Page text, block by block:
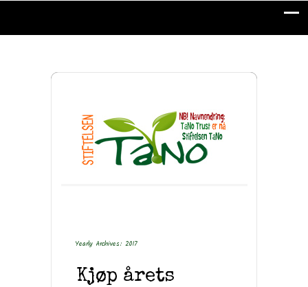
Yearly Archives: 2017
Kjøp årets